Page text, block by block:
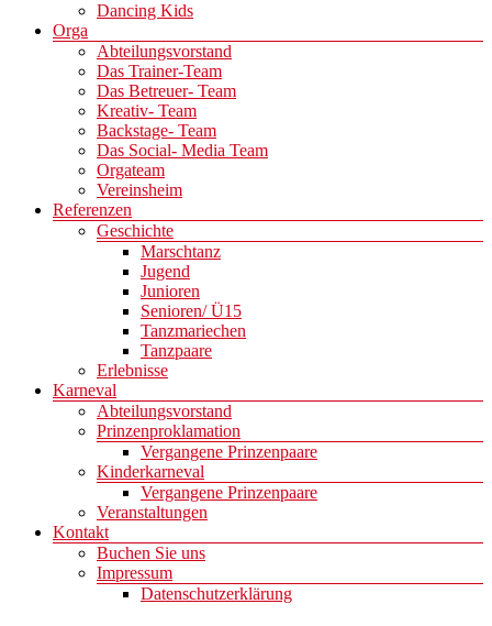
Dancing Kids
Orga
Abteilungsvorstand
Das Trainer-Team
Das Betreuer- Team
Kreativ- Team
Backstage- Team
Das Social- Media Team
Orgateam
Vereinsheim
Referenzen
Geschichte
Marschtanz
Jugend
Junioren
Senioren/ Ü15
Tanzmariechen
Tanzpaare
Erlebnisse
Karneval
Abteilungsvorstand
Prinzenproklamation
Vergangene Prinzenpaare
Kinderkarneval
Vergangene Prinzenpaare
Veranstaltungen
Kontakt
Buchen Sie uns
Impressum
Datenschutzerklärung